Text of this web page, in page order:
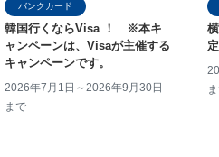
バンクカード
韓国行くならVisa ！ ※本キ
ャンペーンは、Visaが主催する
キャンペーンです。
2026年7月1日～2026年9月30日
まで